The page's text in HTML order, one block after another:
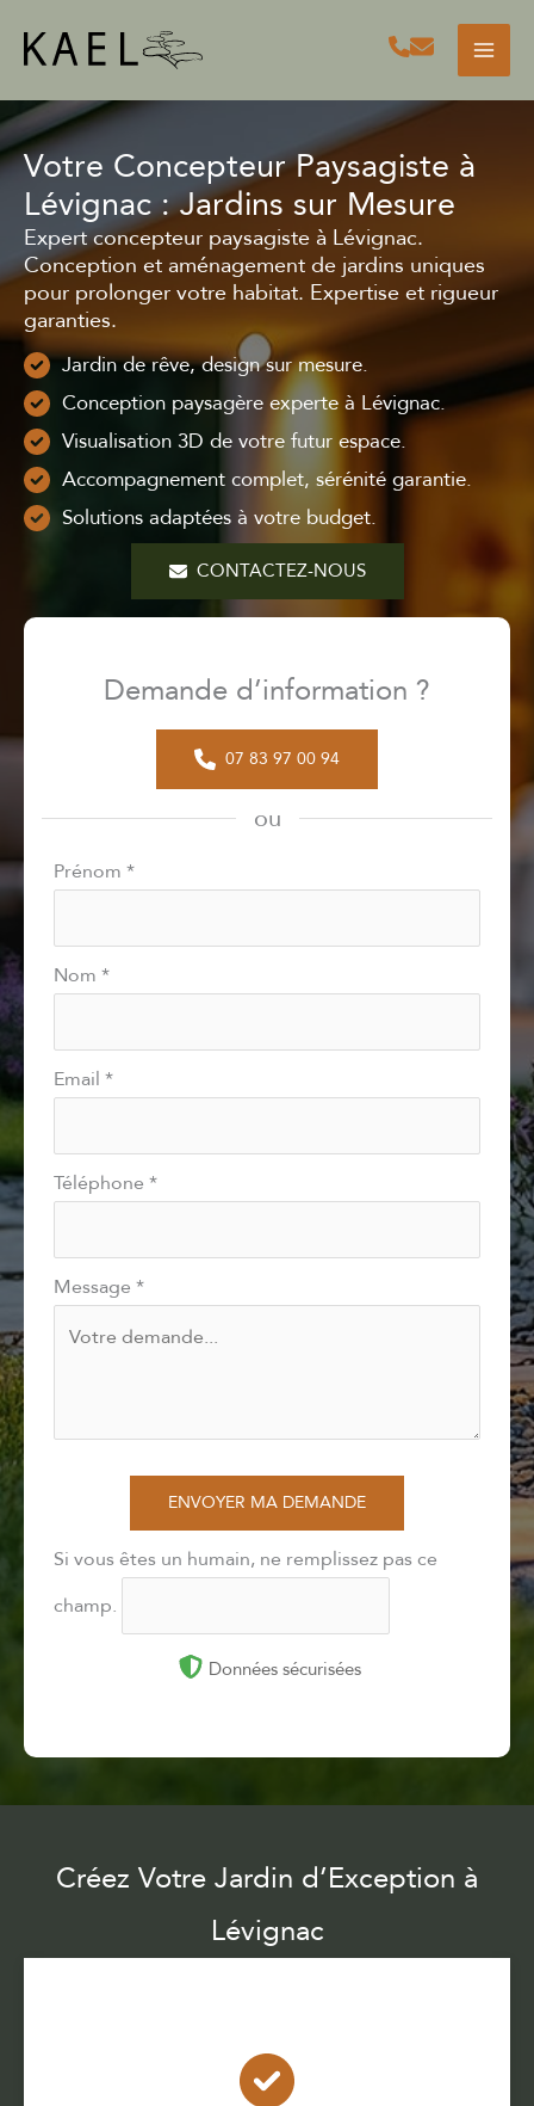
Votre Concepteur Paysagiste à
Lévignac : Jardins sur Mesure
Expert concepteur paysagiste à Lévignac.
Conception et aménagement de jardins uniques
pour prolonger votre habitat. Expertise et rigueur
garanties.
Jardin de rêve, design sur mesure.
Conception paysagère experte à Lévignac.
Visualisation 3D de votre futur espace.
Accompagnement complet, sérénité garantie.
Solutions adaptées à votre budget.
CONTACTEZ-NOUS
Demande d’information ?
07 83 97 00 94
ou
Formulaire
avec
téléphone
Prénom *
Nom *
Email *
Téléphone *
Message *
ENVOYER MA DEMANDE
Si vous êtes un humain, ne remplissez pas ce
champ.
Données sécurisées
Créez Votre Jardin d’Exception à
Lévignac